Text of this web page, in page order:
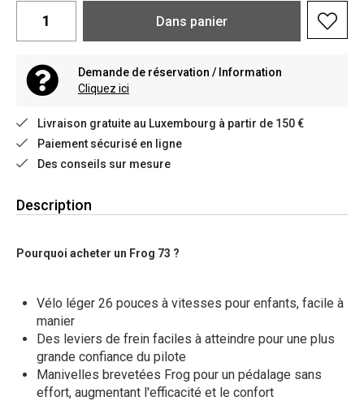
Dans panier
Demande de réservation / Information
Cliquez ici
Livraison gratuite au Luxembourg à partir de 150 €
Paiement sécurisé en ligne
Des conseils sur mesure
Description
Pourquoi acheter un Frog 73 ?
Vélo léger 26 pouces à vitesses pour enfants, facile à
manier
Des leviers de frein faciles à atteindre pour une plus
grande confiance du pilote
Manivelles brevetées Frog pour un pédalage sans
effort, augmentant l'efficacité et le confort